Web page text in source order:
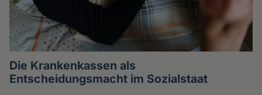
Die Krankenkassen als
Entscheidungsmacht im Sozialstaat